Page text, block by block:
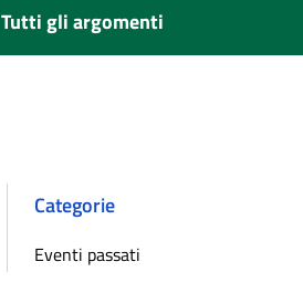
Tutti gli argomenti
Categorie
Eventi passati